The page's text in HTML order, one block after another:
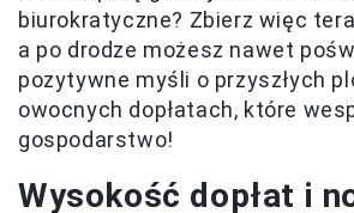
biurokratyczne? Zbierz więc
a po drodze możesz nawet
pozytywne myśli o przyszłych
owocnych dopłatach, które
gospodarstwo!
Wysokość dopłat i